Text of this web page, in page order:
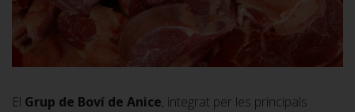
El Grup de Boví de Anice, integrat per les principals